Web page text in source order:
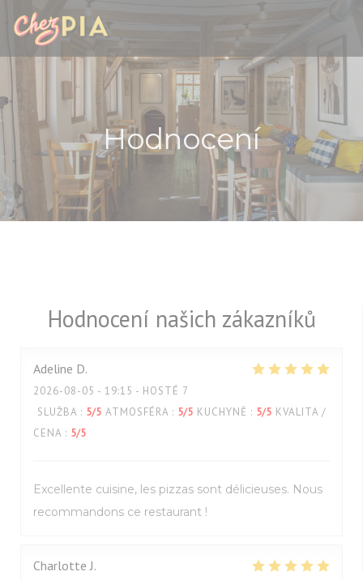
Panel pro správu cookies
Hodnocení
Hodnocení našich zákazníků
Adeline D
2026-08-05 - 19:15 - HOSTÉ 7
SLUŽBA : 5/5 ATMOSFÉRA : 5/5 KUCHYNĚ : 5/5 KVALITA /
CENA : 5/5
Excellente cuisine, les pizzas sont délicieuses. Nous
recommandons ce restaurant !
Charlotte J